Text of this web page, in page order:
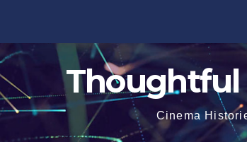
Thoughtful
Cinema